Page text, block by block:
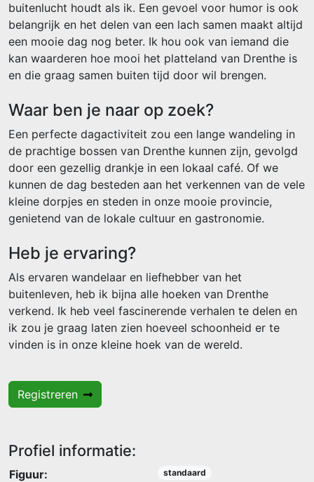
buitenlucht houdt als ik. Een gevoel voor humor is ook
belangrijk en het delen van een lach samen maakt altijd
een mooie dag nog beter. Ik hou ook van iemand die
kan waarderen hoe mooi het platteland van Drenthe is
en die graag samen buiten tijd door wil brengen.
Waar ben je naar op zoek?
Een perfecte dagactiviteit zou een lange wandeling in
de prachtige bossen van Drenthe kunnen zijn, gevolgd
door een gezellig drankje in een lokaal café. Of we
kunnen de dag besteden aan het verkennen van de vele
kleine dorpjes en steden in onze mooie provincie,
genietend van de lokale cultuur en gastronomie.
Heb je ervaring?
Als ervaren wandelaar en liefhebber van het
buitenleven, heb ik bijna alle hoeken van Drenthe
verkend. Ik heb veel fascinerende verhalen te delen en
ik zou je graag laten zien hoeveel schoonheid er te
vinden is in onze kleine hoek van de wereld.
Registreren
Profiel informatie:
Figuur: standaard